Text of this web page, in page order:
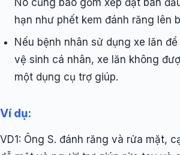
Nó cũng bao gồm xếp đặt ban
hạn như phết kem đánh răng lên
Nếu bệnh nhân sử dụng xe lăn
vệ sinh cá nhân, xe lăn không
một dụng cụ trợ giúp.
Ví dụ:
VD1: Ông S. đánh răng và rửa mặt,